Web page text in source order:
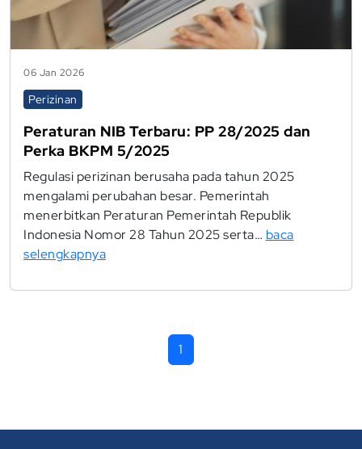
06 Jan 2026
Perizinan
Peraturan NIB Terbaru: PP 28/2025 dan
Perka BKPM 5/2025
Regulasi perizinan berusaha pada tahun 2025
mengalami perubahan besar. Pemerintah
menerbitkan Peraturan Pemerintah Republik
Indonesia Nomor 28 Tahun 2025 serta… baca
selengkapnya
1